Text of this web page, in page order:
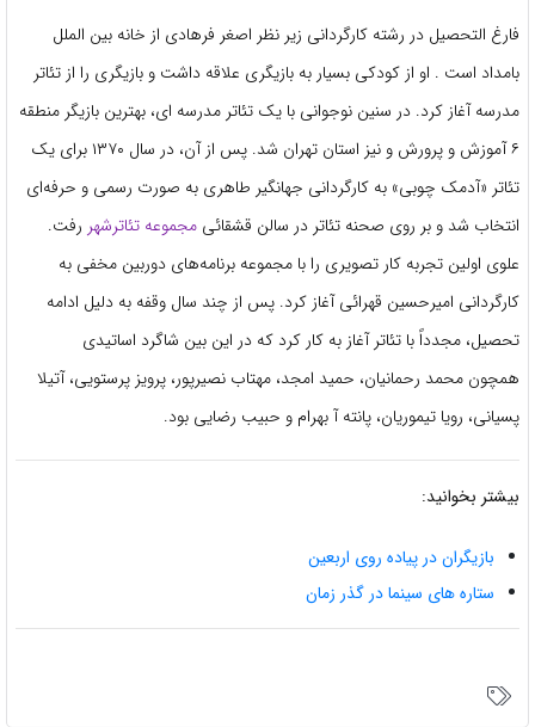
فارغ التحصیل در رشته کارگردانی زیر نظر اصغر فرهادی از خانه بین الملل
بامداد است . او از کودکی بسیار به بازیگری علاقه داشت و بازیگری را از تئاتر
مدرسه آغاز کرد. در سنین نوجوانی با یک تئاتر مدرسه ای، بهترین بازیگر منطقه
۶ آموزش و پرورش و نیز استان تهران شد. پس از آن، در سال ۱۳۷۰ برای یک
تئاتر «آدمک چوبی» به کارگردانی جهانگیر طاهری به صورت رسمی و حرفه‌ای
انتخاب شد و بر روی صحنه تئاتر در سالن قشقائی مجموعه تئاترشهر رفت.
علوی اولین تجربه کار تصویری را با مجموعه برنامه‌های دوربین مخفی به
کارگردانی امیرحسین قهرائی آغاز کرد. پس از چند سال وقفه به دلیل ادامه
تحصیل، مجدداً با تئاتر آغاز به کار کرد که در این بین شاگرد اساتیدی
همچون محمد رحمانیان، حمید امجد، مهتاب نصیرپور، پرویز پرستویی، آتیلا
پسیانی، رویا تیموریان، پانته آ بهرام و حبیب رضایی بود.
بیشتر بخوانید:
بازیگران در پیاده روی اربعین
ستاره های سینما در گذر زمان